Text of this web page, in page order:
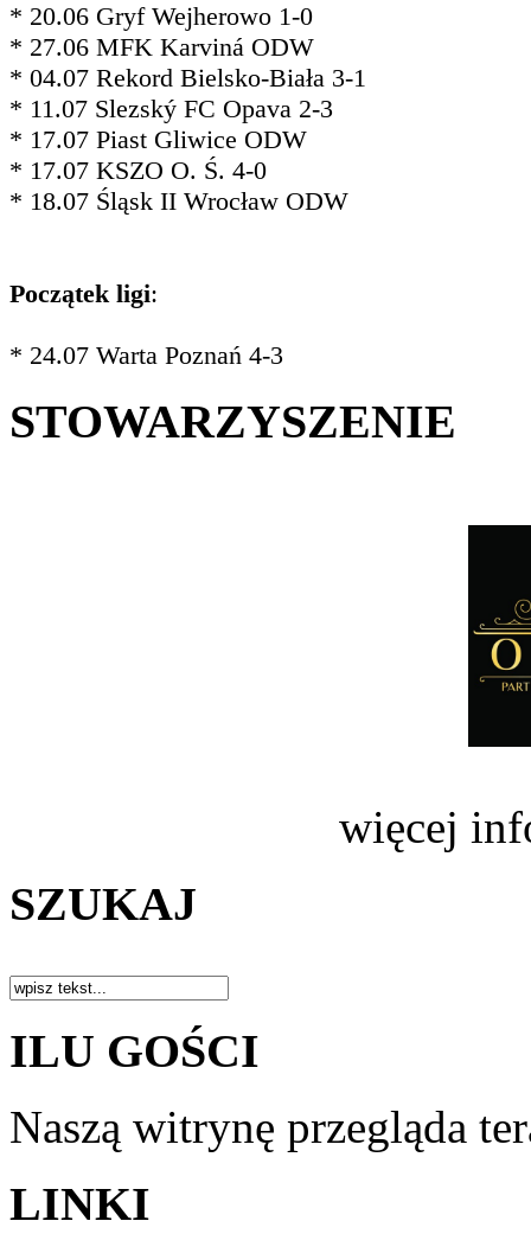
* 20.06 Gryf Wejherowo 1-0
* 27.06 MFK Karviná ODW
* 04.07 Rekord Bielsko-Biała 3-1
* 11.07 Slezský FC Opava 2-3
* 17.07 Piast Gliwice ODW
* 17.07 KSZO O. Ś. 4-0
* 18.07 Śląsk II Wrocław ODW
Początek ligi:
* 24.07 Warta Poznań 4-3
STOWARZYSZENIE
więcej
SZUKAJ
ILU GOŚCI
Naszą witrynę przegląda
LINKI